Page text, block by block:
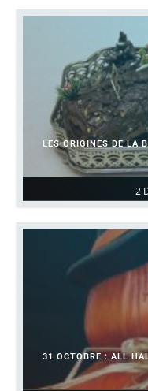
2
LES ORIGINES DE LA
31 OCTOBRE : ALL